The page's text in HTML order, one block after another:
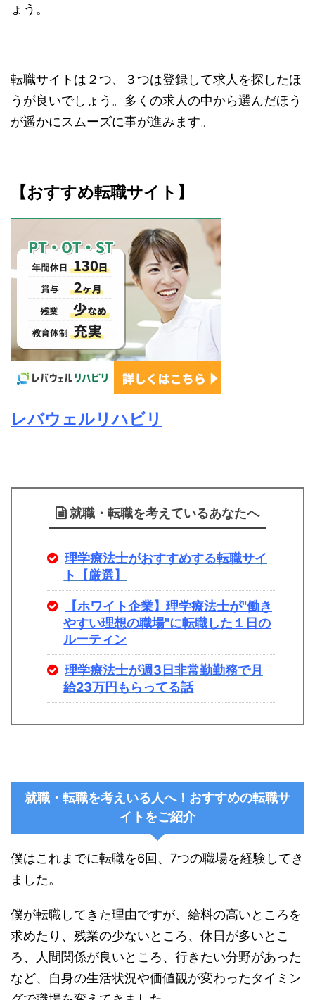
ょう。
転職サイトは２つ、３つは登録して求人を探したほ
うが良いでしょう。多くの求人の中から選んだほう
が遥かにスムーズに事が進みます。
【おすすめ転職サイト】
レバウェルリハビリ
就職・転職を考えているあなたへ
理学療法士がおすすめする転職サイ
ト【厳選】
【ホワイト企業】理学療法士が"働き
やすい理想の職場"に転職した１日の
ルーティン
理学療法士が週3日非常勤勤務で月
給23万円もらってる話
就職・転職を考えいる人へ！おすすめの転職サ
イトをご紹介
僕はこれまでに転職を6回、7つの職場を経験してき
ました。
僕が転職してきた理由ですが、給料の高いところを
求めたり、残業の少ないところ、休日が多いとこ
ろ、人間関係が良いところ、行きたい分野があった
など、自身の生活状況や価値観が変わったタイミン